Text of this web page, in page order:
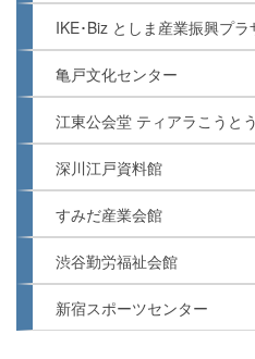
IKE･Biz としま産業振興プラ
亀戸文化センター
江東公会堂 ティアラこうとう
深川江戸資料館
すみだ産業会館
渋谷勤労福祉会館
新宿スポーツセンター